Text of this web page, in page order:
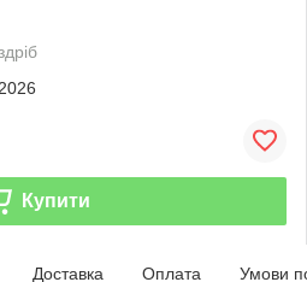
Купити
Доставка Оплата Умови